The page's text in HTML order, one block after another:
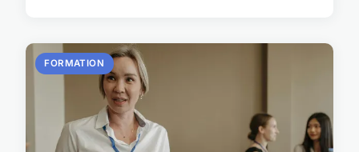
FORMATION